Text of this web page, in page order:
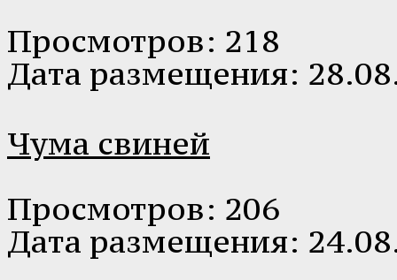
Просмотров: 218
Дата размещения:
Чума свиней
Просмотров: 206
Дата размещения: